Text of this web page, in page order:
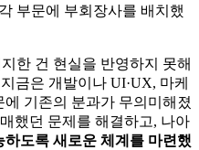
부문에 부회장사를 배치했
한 건 현실을 반영하지 못해
금은 개발이나 UI·UX, 마케
기존의 분과가 무의미해졌
했던 문제를 해결하고, 나아
도록 새로운 체계를 마련했